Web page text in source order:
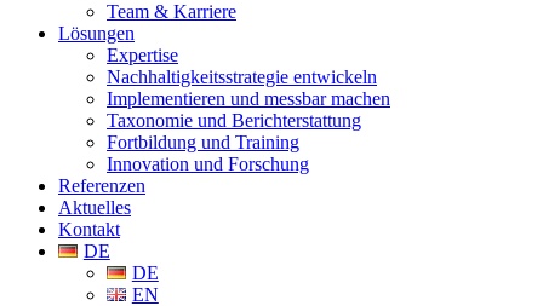
Team & Karriere
Lösungen
Expertise
Nachhaltigkeitsstrategie entwickeln
Implementieren und messbar machen
Taxonomie und Berichterstattung
Fortbildung und Training
Innovation und Forschung
Referenzen
Aktuelles
Kontakt
DE
DE
EN